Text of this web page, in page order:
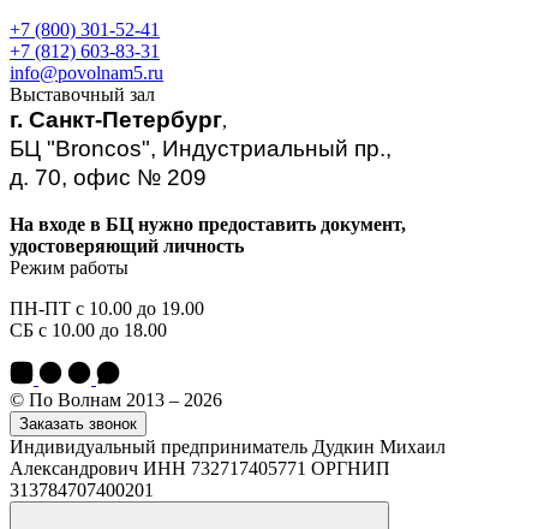
+7 (800) 301-52-41
+7 (812) 603-83-31
info@povolnam5.ru
Выставочный зал
г. Санкт-Петербург,
БЦ "Broncos", Индустриальный пр.,
д. 70, офис № 209
На входе в БЦ нужно предоставить документ,
удостоверяющий личность
Режим работы
ПН-ПТ с 10.00 до 19.00
СБ с 10.00 до 18.00
© По Волнам 2013 – 2026
Заказать звонок
Индивидуальный предприниматель Дудкин Михаил
Александрович ИНН 732717405771 ОРГНИП
313784707400201